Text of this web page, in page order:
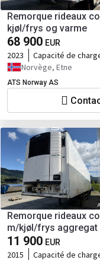
Remorque rideaux
kjøl/frys og varme
68 900 EUR
2023 Capacité de
Norvège, Etne
ATS Norway AS
Remorque rideaux
m/kjøl/frys aggregat
11 900 EUR
2015 Capacité de